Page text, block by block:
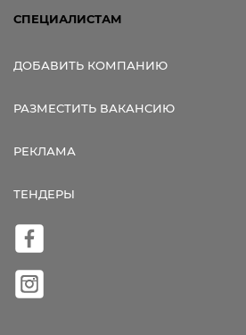
СПЕЦИАЛИСТАМ
ДОБАВИТЬ КОМПАНИЮ
РАЗМЕСТИТЬ ВАКАНСИЮ
РЕКЛАМА
ТЕНДЕРЫ